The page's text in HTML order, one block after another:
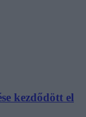
kezdődött el